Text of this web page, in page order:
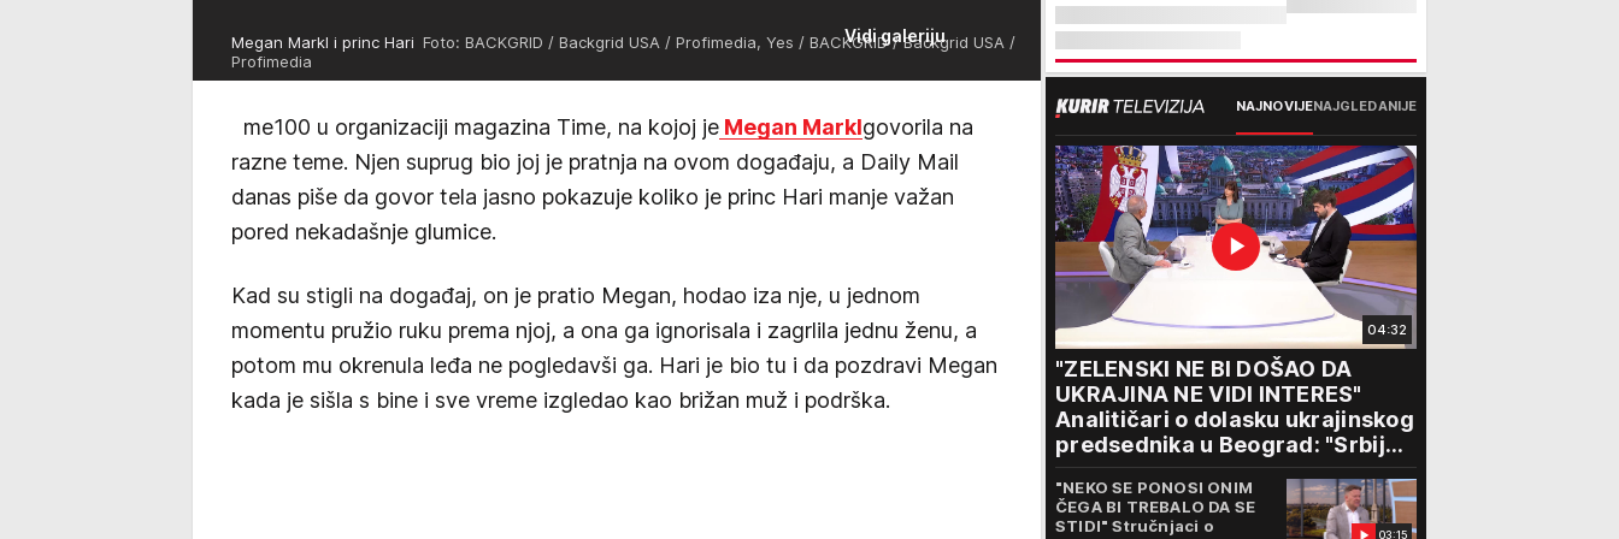
Vidi galeriju
Megan Markl i princ Hari Foto: BACKGRID / Backgrid USA / Profimedia, Yes / BACKGRID / Backgrid USA /
Profimedia
me100 u organizaciji magazina Time, na kojoj je Megan Marklgovorila na
razne teme. Njen suprug bio joj je pratnja na ovom događaju, a Daily Mail
danas piše da govor tela jasno pokazuje koliko je princ Hari manje važan
pored nekadašnje glumice.
Kad su stigli na događaj, on je pratio Megan, hodao iza nje, u jednom
momentu pružio ruku prema njoj, a ona ga ignorisala i zagrlila jednu ženu, a
potom mu okrenula leđa ne pogledavši ga. Hari je bio tu i da pozdravi Megan
kada je sišla s bine i sve vreme izgledao kao brižan muž i podrška.
NAJNOVIJENAJGLEDANIJE
04:32
"ZELENSKI NE BI DOŠAO DA
UKRAJINA NE VIDI INTERES"
Analitičari o dolasku ukrajinskog
predsednika u Beograd: "Srbija
može da razgovara sa svima"
03:15
"NEKO SE PONOSI ONIM
ČEGA BI TREBALO DA SE
STIDI" Stručnjaci o